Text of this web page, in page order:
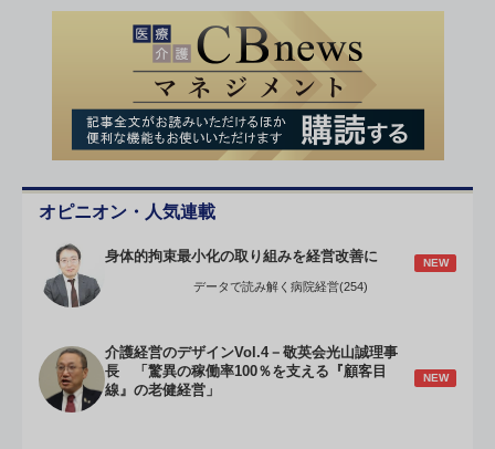
オピニオン・人気連載
身体的拘束最小化の取り組みを経営改善に NEW
データで読み解く病院経営(254)
介護経営のデザインVol.4－敬英会光山誠理事
長 「驚異の稼働率100％を支える『顧客目
線』の老健経営」
NEW